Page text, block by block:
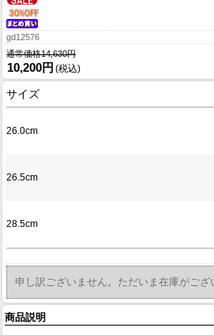
gd12576
通常価格14,630円
10,200円 (税込)
サイズ
26.0cm
26.5cm
28.5cm
申し訳ございません。ただいま在庫がござ
商品説明